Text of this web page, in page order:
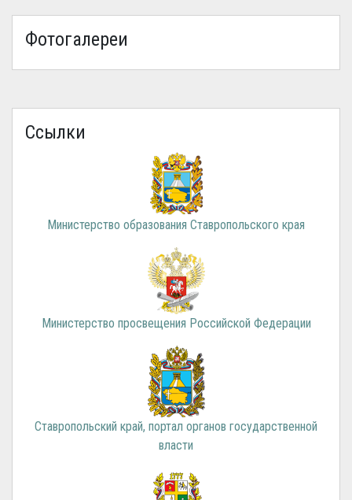
Фотогалереи
Ссылки
Министерство образования Ставропольского края
Министерство просвещения Российской Федерации
Ставропольский край, портал органов государственной
власти